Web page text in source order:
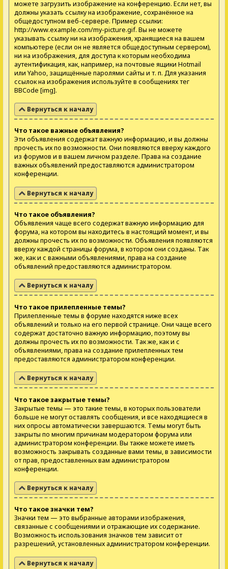
можете загрузить изображение на конференцию. Если нет, вы
должны указать ссылку на изображение, сохранённое на
общедоступном веб-сервере. Пример ссылки:
http://www.example.com/my-picture.gif. Вы не можете
указывать ссылку ни на изображения, хранящиеся на вашем
компьютере (если он не является общедоступным сервером),
ни на изображения, для доступа к которым необходима
аутентификация, как, например, на почтовые ящики Hotmail
или Yahoo, защищённые паролями сайты и т. п. Для указания
ссылок на изображения используйте в сообщениях тег
BBCode [img].
Вернуться к началу
Что такое важные объявления?
Эти объявления содержат важную информацию, и вы должны
прочесть их по возможности. Они появляются вверху каждого
из форумов и в вашем личном разделе. Права на создание
важных объявлений предоставляются администратором
конференции.
Вернуться к началу
Что такое объявления?
Объявления чаще всего содержат важную информацию для
форума, на котором вы находитесь в настоящий момент, и вы
должны прочесть их по возможности. Объявления появляются
вверху каждой страницы форума, в котором они созданы. Так
же, как и с важными объявлениями, права на создание
объявлений предоставляются администратором.
Вернуться к началу
Что такое прилепленные темы?
Прилепленные темы в форуме находятся ниже всех
объявлений и только на его первой странице. Они чаще всего
содержат достаточно важную информацию, поэтому вы
должны прочесть их по возможности. Так же, как и с
объявлениями, права на создание прилепленных тем
предоставляются администратором конференции.
Вернуться к началу
Что такое закрытые темы?
Закрытые темы — это такие темы, в которых пользователи
больше не могут оставлять сообщения, и все находящиеся в
них опросы автоматически завершаются. Темы могут быть
закрыты по многим причинам модератором форума или
администратором конференции. Вы также можете иметь
возможность закрывать созданные вами темы, в зависимости
от прав, предоставленных вам администратором
конференции.
Вернуться к началу
Что такое значки тем?
Значки тем — это выбранные авторами изображения,
связанные с сообщениями и отражающие их содержание.
Возможность использования значков тем зависит от
разрешений, установленных администратором конференции.
Вернуться к началу